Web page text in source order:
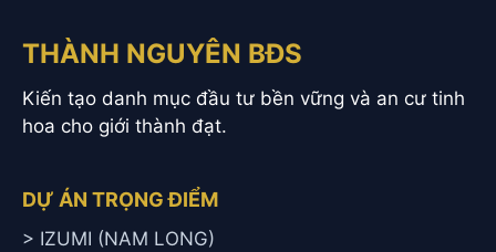
THÀNH NGUYÊN BĐS
Kiến tạo danh mục đầu tư bền vững và an cư tinh
hoa cho giới thành đạt.
DỰ ÁN TRỌNG ĐIỂM
> IZUMI (NAM LONG)